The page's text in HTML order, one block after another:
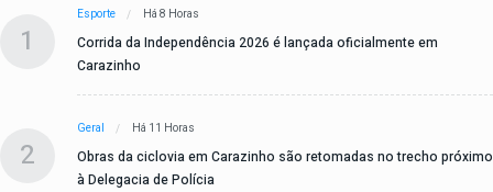
1
Esporte Há 8 Horas
Corrida da Independência 2026 é lançada oficialmente em
Carazinho
2
Geral Há 11 Horas
Obras da ciclovia em Carazinho são retomadas no trecho próximo
à Delegacia de Polícia